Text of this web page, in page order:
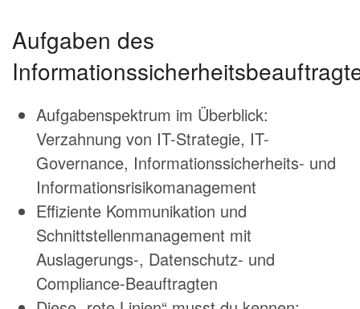
Aufgaben des
Aufgabenspektrum im Überblick:
Verzahnung von IT-Strategie, IT-
Governance, Informationssicherheits- und
Informationsrisikomanagement
Effiziente Kommunikation und
Schnittstellenmanagement mit
Auslagerungs-, Datenschutz- und
Compliance-Beauftragten